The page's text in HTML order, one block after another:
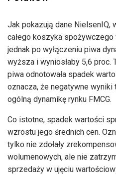
Jak pokazują dane NielsenIQ,
całego koszyka spożywczego
jednak po wyłączeniu piwa
wyższa i wyniosłaby 5,6 proc.
piwa odnotowała spadek
oznacza, że negatywne wyniki
ogólną dynamikę rynku FMCG.
Co istotne, spadek wartości
wzrostu jego średnich cen.
tylko nie zdołały
wolumenowych, ale nie
sprzedaży w ujęciu